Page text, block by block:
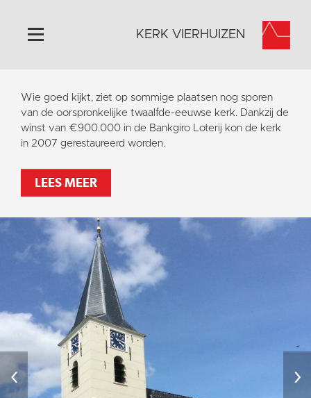
Home
Algemeen
Historie
Activiteiten
Contact
Vaktaal
KERK VIERHUIZEN
Wie goed kijkt, ziet op sommige plaatsen nog sporen
van de oorspronkelijke twaalfde-eeuwse kerk. Dankzij de
winst van €900.000 in de Bankgiro Loterij kon de kerk
in 2007 gerestaureerd worden.
LEES MEER
‹ ›